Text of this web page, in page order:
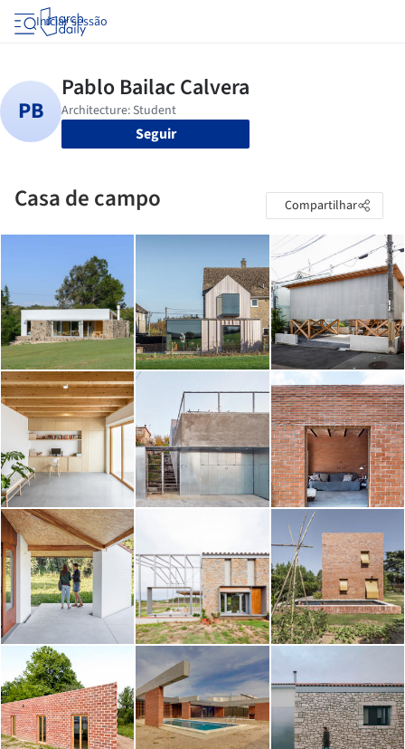
Iniciar sessão
Seguir
Casa de campo Compartilhar